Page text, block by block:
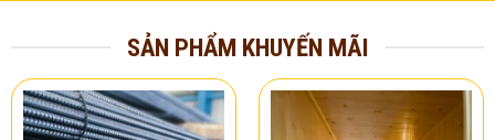
SẢN PHẨM KHUYẾN MÃI